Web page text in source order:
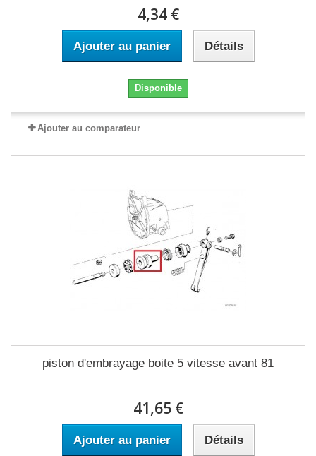
4,34 €
Ajouter au panier Détails
Disponible
Ajouter au comparateur
piston d'embrayage boite 5 vitesse avant 81
41,65 €
Ajouter au panier Détails